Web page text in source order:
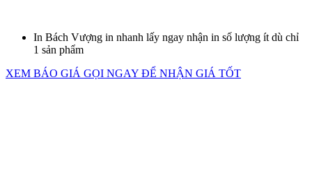
In Bách Vượng in nhanh lấy ngay nhận in số lượng ít dù chỉ
1 sản phẩm
XEM BÁO GIÁ GỌI NGAY ĐỂ NHẬN GIÁ TỐT